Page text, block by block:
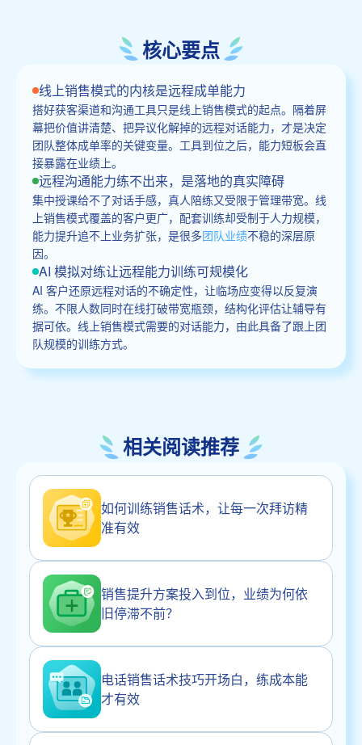
核心要点
线上销售模式的内核是远程成单能力
搭好获客渠道和沟通工具只是线上销售模式的起点。隔着屏
幕把价值讲清楚、把异议化解掉的远程对话能力，才是决定
团队整体成单率的关键变量。工具到位之后，能力短板会直
接暴露在业绩上。
远程沟通能力练不出来，是落地的真实障碍
集中授课给不了对话手感，真人陪练又受限于管理带宽。线
上销售模式覆盖的客户更广，配套训练却受制于人力规模，
能力提升追不上业务扩张，是很多团队业绩不稳的深层原
因。
AI 模拟对练让远程能力训练可规模化
AI 客户还原远程对话的不确定性，让临场应变得以反复演
练。不限人数同时在线打破带宽瓶颈，结构化评估让辅导有
据可依。线上销售模式需要的对话能力，由此具备了跟上团
队规模的训练方式。
相关阅读推荐
如何训练销售话术，让每一次拜访精
准有效
销售提升方案投入到位，业绩为何依
旧停滞不前？
电话销售话术技巧开场白，练成本能
才有效